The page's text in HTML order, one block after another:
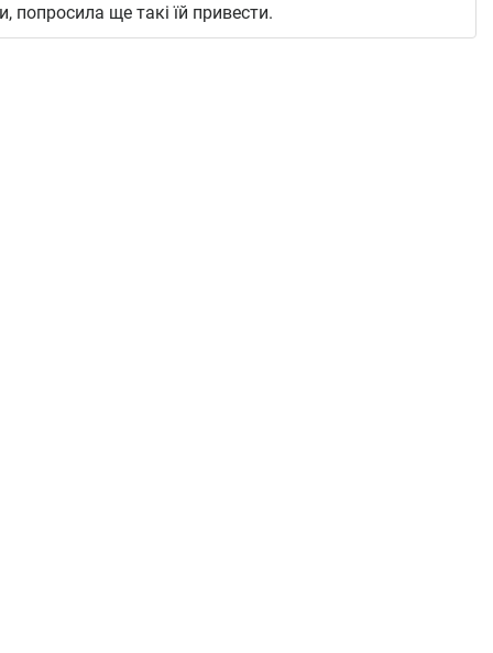
попросила ще такі їй привести.